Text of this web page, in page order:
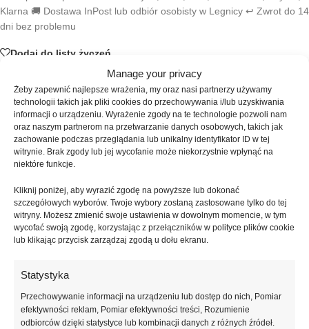
Manage your privacy
Żeby zapewnić najlepsze wrażenia, my oraz nasi partnerzy używamy
technologii takich jak pliki cookies do przechowywania i/lub uzyskiwania
informacji o urządzeniu. Wyrażenie zgody na te technologie pozwoli nam
oraz naszym partnerom na przetwarzanie danych osobowych, takich jak
zachowanie podczas przeglądania lub unikalny identyfikator ID w tej
witrynie. Brak zgody lub jej wycofanie może niekorzystnie wpłynąć na
niektóre funkcje.
Kliknij poniżej, aby wyrazić zgodę na powyższe lub dokonać
szczegółowych wyborów. Twoje wybory zostaną zastosowane tylko do tej
witryny. Możesz zmienić swoje ustawienia w dowolnym momencie, w tym
wycofać swoją zgodę, korzystając z przełączników w polityce plików cookie
lub klikając przycisk zarządzaj zgodą u dołu ekranu.
Statystyka
Przechowywanie informacji na urządzeniu lub dostęp do nich, Pomiar
efektywności reklam, Pomiar efektywności treści, Rozumienie
odbiorców dzięki statystyce lub kombinacji danych z różnych źródeł.
Klarna 🚚 Dostawa InPost lub odbiór osobisty w Legnicy ↩️ Zwrot do 14
dni bez problemu
Dodaj do listy życzeń
SKU:NAILSOFTHEDAY-198
Kategorie:
Bazy kamuflujące
Znaczników: baza hybrydowa mleczna, baza naturalny manicure
baza pod french, cover base, cover base milk, cover base NEW
formula, NAILSOFTHEDAY baza, półprzezroczysta baza
Opis
NAILSOFTHEDAY Cover Base NEW Milk 02 to półprzezroczysta baza
hybrydowa w klasycznym, mlecznym odcieniu, stworzona z myślą o
Subtelna, mleczna pigmentacja delikatnie wyrównuje koloryt naturalnej
płytki, maskując drobne przebarwienia i niedoskonałości, bez efektu
ciężkiego krycia. Paznokcie zyskują świeży, schludny i bardzo
naturalny wygląd, który idealnie wpisuje się w aktualne trendy